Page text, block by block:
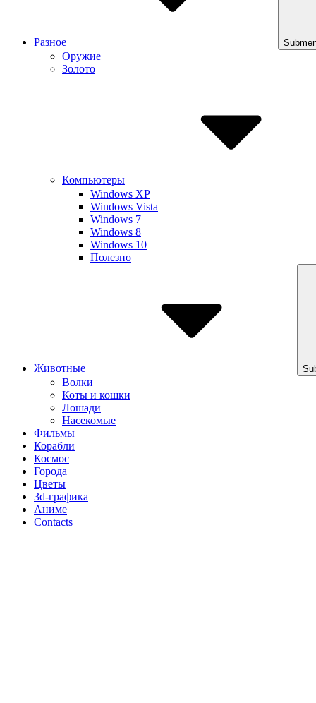
Разное
Оружие
Золото
Компьютеры
Windows XP
Windows Vista
Windows 7
Windows 8
Windows 10
Полезно
Животные
Волки
Коты и кошки
Лошади
Насекомые
Фильмы
Корабли
Космос
Города
Цветы
3d-графика
Аниме
Contacts